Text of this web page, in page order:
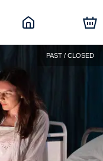
PAST / CLOSED